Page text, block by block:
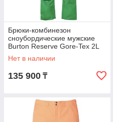
Брюки-комбинезон
сноубордические мужские
Burton Reserve Gore-Tex 2L
Bib
Нет в наличии
135 900 ₸